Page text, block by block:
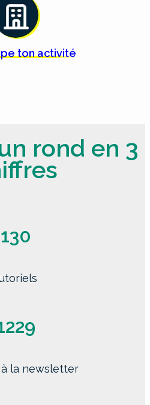
tonactivité
rond en 3
130
la newsletter